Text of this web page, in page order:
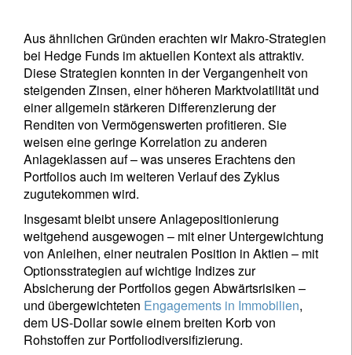
Aus ähnlichen Gründen erachten wir Makro-Strategien
bei Hedge Funds im aktuellen Kontext als attraktiv.
Diese Strategien konnten in der Vergangenheit von
steigenden Zinsen, einer höheren Marktvolatilität und
einer allgemein stärkeren Differenzierung der
Renditen von Vermögenswerten profitieren. Sie
weisen eine geringe Korrelation zu anderen
Anlageklassen auf – was unseres Erachtens den
Portfolios auch im weiteren Verlauf des Zyklus
zugutekommen wird.
Insgesamt bleibt unsere Anlagepositionierung
weitgehend ausgewogen – mit einer Untergewichtung
von Anleihen, einer neutralen Position in Aktien – mit
Optionsstrategien auf wichtige Indizes zur
Absicherung der Portfolios gegen Abwärtsrisiken –
und übergewichteten Engagements in Immobilien,
dem US-Dollar sowie einem breiten Korb von
Rohstoffen zur Portfoliodiversifizierung.